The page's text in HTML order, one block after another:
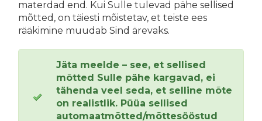
materdad end. Kui Sulle tulevad pähe sellised
mõtted, on täiesti mõistetav, et teiste ees
rääkimine muudab Sind ärevaks.
Jäta meelde – see, et sellised
mõtted Sulle pähe kargavad, ei
tähenda veel seda, et selline mõte
on realistlik. Püüa sellised
automaatmõtted/mõttesööstud